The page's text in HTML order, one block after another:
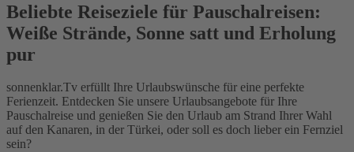
Beliebte Reiseziele für Pauschalreisen:
Weiße Strände, Sonne satt und Erholung
pur
sonnenklar.Tv erfüllt Ihre Urlaubswünsche für eine perfekte
Ferienzeit. Entdecken Sie unsere Urlaubsangebote für Ihre
Pauschalreise und genießen Sie den Urlaub am Strand Ihrer Wahl
auf den Kanaren, in der Türkei, oder soll es doch lieber ein Fernziel
sein?